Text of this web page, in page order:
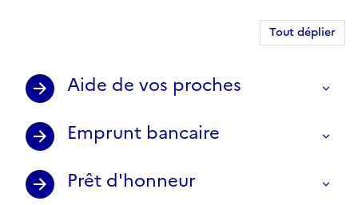
Tout déplier
Aide de vos proches
Emprunt bancaire
Prêt d'honneur